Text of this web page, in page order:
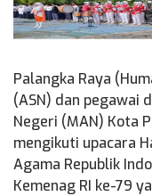
Palangka Raya
(ASN) dan pegawai
Negeri (MAN) Kota
mengikuti upacara
Agama Republik
Kemenag RI ke-79